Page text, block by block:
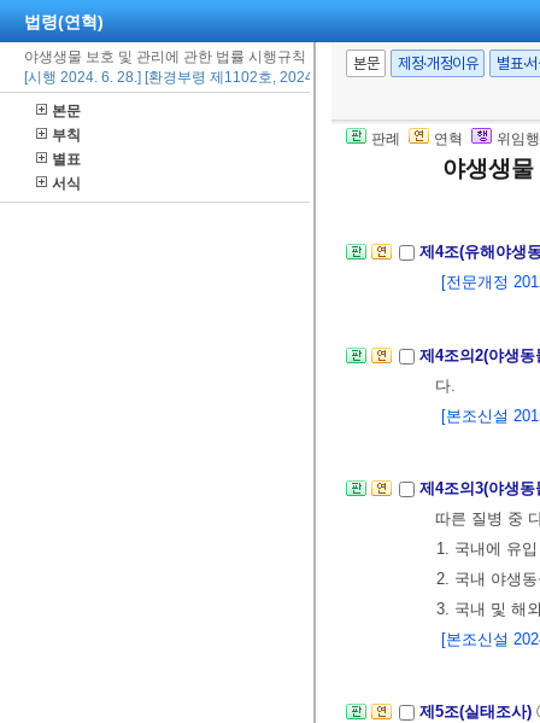
법령(연혁)
야생생물 보호 및 관리에 관한 법률 시행규칙
[시행 2024. 6. 28.] [환경부령 제1102호, 2024. 6. 28., 일부개정]
본문
부칙
별표
서식
본문 제정·개정이유 별표·
판례 연혁 위임
야생생
제2조(멸종위기
[전문개정
제4조(유해야생
[전문개정
제4조의2(야생
다.
[본조신설
제4조의3(야생
따른 질병 중
1. 국내에 유
2. 국내 야생
3. 국내 및 해
[본조신설
제5조(실태조사)